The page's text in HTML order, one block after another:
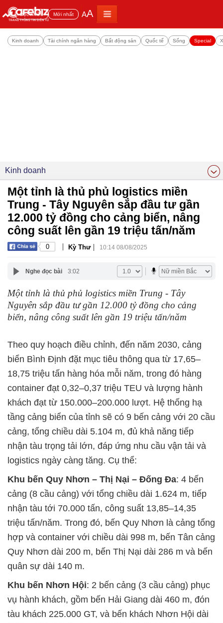
Đọc nhiều Mới nhất AA
Kinh doanh Tài chính ngân hàng Bất động sản Quốc tế Sống Special
Kinh doanh
Một tỉnh là thủ phủ logistics miền
Trung - Tây Nguyên sắp đầu tư gần
12.000 tỷ đồng cho cảng biển, nâng
công suất lên gần 19 triệu tấn/năm
0 | Kỳ Thư | 10:14 08/08/2025
Nghe đọc bài 3:02
Một tỉnh là thủ phủ logistics miền Trung - Tây
Nguyên sắp đầu tư gần 12.000 tỷ đồng cho cảng
biển, nâng công suất lên gần 19 triệu tấn/năm
Theo quy hoạch điều chỉnh, đến năm 2030, cảng
biển Bình Định đặt mục tiêu thông qua từ 17,65–
18,75 triệu tấn hàng hóa mỗi năm, trong đó hàng
container đạt 0,32–0,37 triệu TEU và lượng hành
khách đạt từ 150.000–200.000 lượt. Hệ thống hạ
tầng cảng biển của tỉnh sẽ có 9 bến cảng với 20 cầu
cảng, tổng chiều dài 5.104 m, đủ khả năng tiếp
nhận tàu trọng tải lớn, đáp ứng nhu cầu vận tải và
logistics ngày càng tăng. Cụ thể:
Khu bến Quy Nhơn – Thị Nại – Đống Đa: 4 bến
cảng (8 cầu cảng) với tổng chiều dài 1.624 m, tiếp
nhận tàu tới 70.000 tấn, công suất 13,85–14,35
triệu tấn/năm. Trong đó, bến Quy Nhơn là cảng tổng
hợp và container với chiều dài 998 m, bến Tân cảng
Quy Nhơn dài 200 m, bến Thị Nại dài 286 m và bến
quân sự dài 140 m.
Khu bến Nhơn Hội: 2 bến cảng (3 cầu cảng) phục
vụ hành khách, gồm bến Hải Giang dài 460 m, đón
tàu khách 225.000 GT, và bến khách Nhơn Hội dài